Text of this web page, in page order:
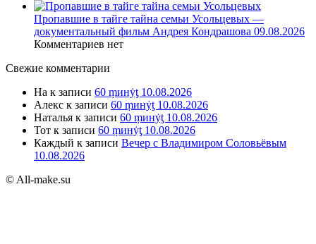
Пропавшие в тайге тайна семьи Усольцевых —
документальный фильм Андрея Кондрашова 09.08.2026
Комментариев нет
Свежие комментарии
На к записи 60 ṃинẏƫ 10.08.2026
Алекс к записи 60 ṃинẏƫ 10.08.2026
Наталья к записи 60 ṃинẏƫ 10.08.2026
Тот к записи 60 ṃинẏƫ 10.08.2026
Каждый к записи Вечер с Владимиром Соловьёвым
10.08.2026
© All-make.su